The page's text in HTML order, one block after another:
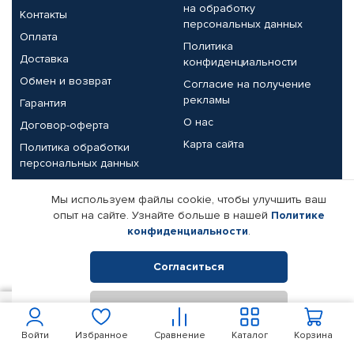
Войти Избранное Сравнение Корзина
Каталог
Контакты
Оплата
Доставка
Обмен и возврат
Гарантия
Договор-оферта
Политика обработки
персональных данных
на обработку
персональных данных
Политика
конфиденциальности
Согласие на получение
рекламы
О нас
Карта сайта
Партнерам
Корпоративным клиентам
Поставщикам
Реквизиты компании
© КАМАЗ ЦЕНТР ДОНЕЦК, 2015-2026. Все права защищены.
Интернет-магазин автомобильных товаров Автопрофи.
Мы используем файлы cookie, чтобы улучшить ваш
опыт на сайте. Узнайте больше в нашей Политике
конфиденциальности.
Согласиться
Отклонить
15 В корзину